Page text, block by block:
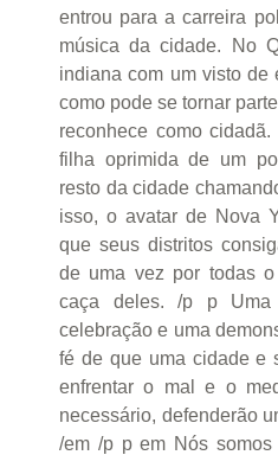
entrou para a carreira
música da cidade. No
indiana com um visto de
como pode se tornar
reconhece como
filha oprimida de um
resto da cidade
isso, o avatar de Nova
que seus distritos
de uma vez por todas
caça deles. /p p Uma
celebração e uma
fé de que uma cidade e
enfrentar o mal e o
necessário, defenderão
/em /p p em Nós